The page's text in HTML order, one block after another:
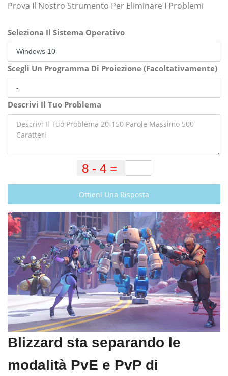
Prova Il Nostro Strumento Per Eliminare I Problemi
Seleziona Il Sistema Operativo
Scegli Un Programma Di Proiezione (Facoltativamente)
Descrivi Il Tuo Problema
Ottieni Una Risposta
Blizzard sta separando le
modalità PvE e PvP di